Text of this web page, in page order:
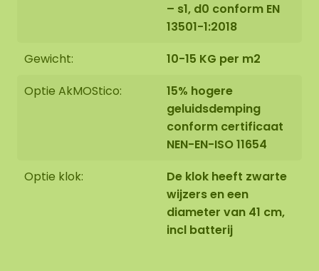
– s1, d0 conform EN
13501-1:2018
Gewicht:
10-15 KG per m2
Optie AkMOStico:
15% hogere
geluidsdemping
conform certificaat
NEN-EN-ISO 11654
Optie klok:
De klok heeft zwarte
wijzers en een
diameter van 41 cm,
incl batterij